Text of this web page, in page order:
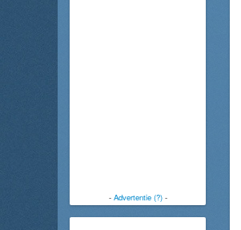
- Advertentie (?)-